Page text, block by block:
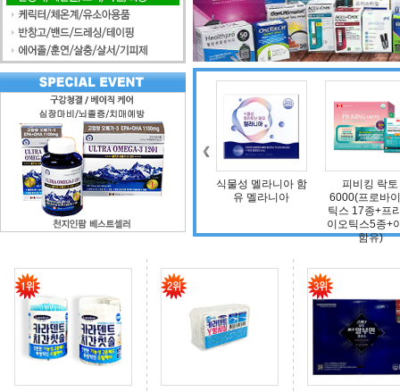
조인트 보스 엠에스
엠(보스웰리아, 비
타민D, 초록입홍합,
상어연골, 콜라겐)
식물성 멜라니아 함
유 멜라니아
피비킹 락토
6000(프로바이오
함유)
덴마크 구